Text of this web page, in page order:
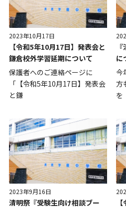
2023年10月17日
【令和5年10月17日】発表会と
鎌倉校外学習延期について
保護者へのご連絡ページに
「【令和5年10月17日】発表会
と鎌
に
今
方
を
2023年9月16日
清明祭『受験生向け相談ブー